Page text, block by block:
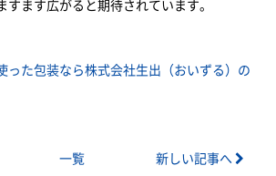
ます広がると期待されています。
った包装なら株式会社生出（おいずる）の
一覧 新しい記事へ